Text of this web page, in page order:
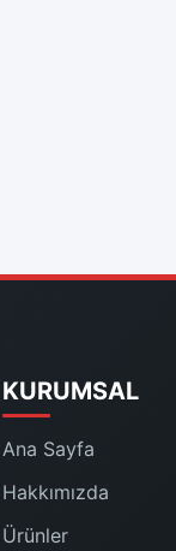
KURUMSAL
Ana Sayfa
Hakkımızda
Ürünler